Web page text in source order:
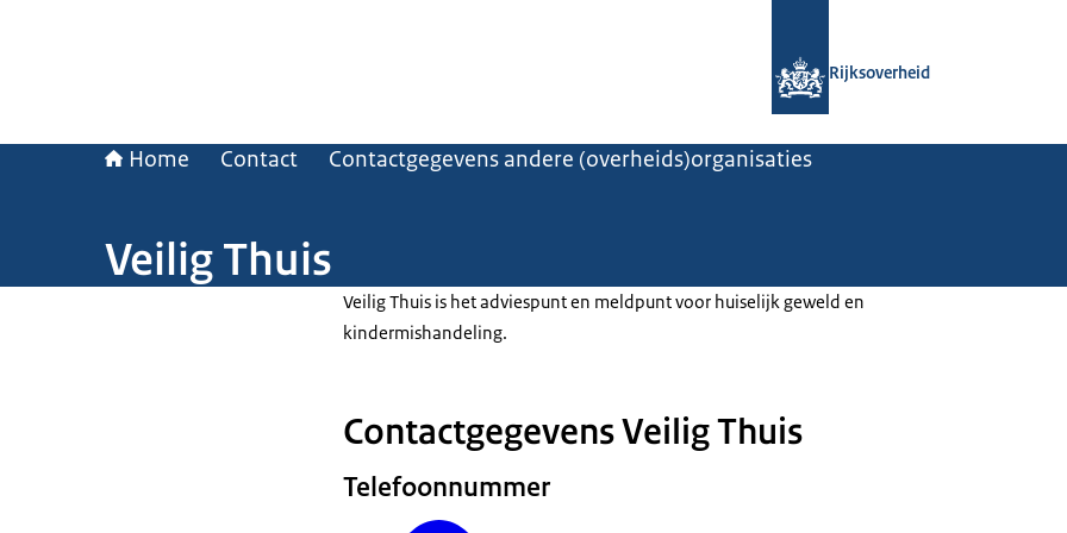
Rijksoverheid
Home Contact Contactgegevens andere (overheids)organisaties
Veilig Thuis
Veilig Thuis is het adviespunt en meldpunt voor huiselijk geweld en
kindermishandeling.
Contactgegevens Veilig Thuis
Telefoonnummer